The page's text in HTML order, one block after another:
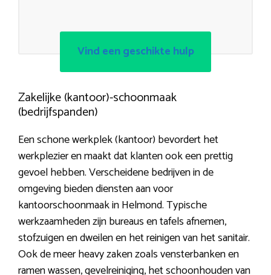
Vind een geschikte hulp
Zakelijke (kantoor)-schoonmaak
(bedrijfspanden)
Een schone werkplek (kantoor) bevordert het
werkplezier en maakt dat klanten ook een prettig
gevoel hebben. Verscheidene bedrijven in de
omgeving bieden diensten aan voor
kantoorschoonmaak in Helmond. Typische
werkzaamheden zijn bureaus en tafels afnemen,
stofzuigen en dweilen en het reinigen van het sanitair.
Ook de meer heavy zaken zoals vensterbanken en
ramen wassen, gevelreiniging, het schoonhouden van